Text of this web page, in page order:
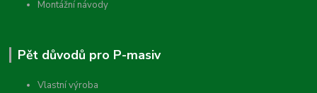
Montážní návody
Pět důvodů pro P-masiv
Vlastní výroba